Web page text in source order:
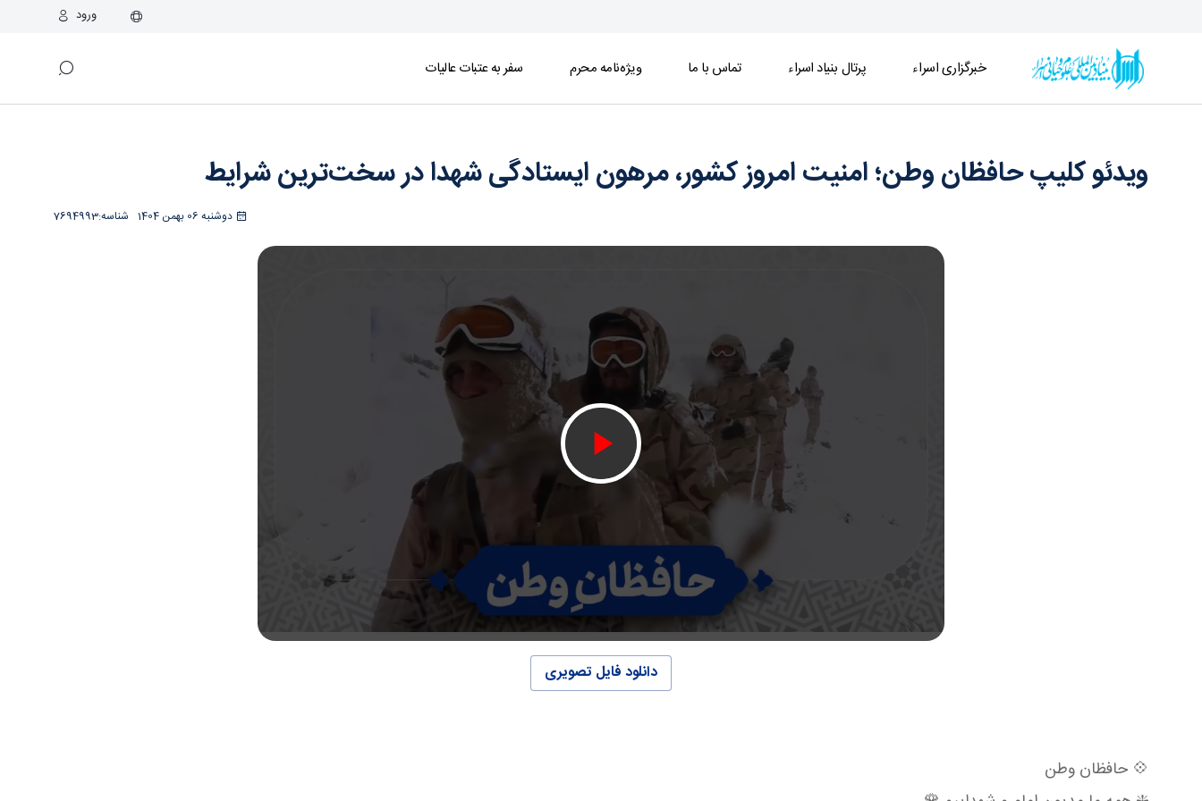
ورود
خبرگزاری اسراء پرتال بنیاد اسراء تماس با ما ویژه‌نامه محرم سفر به عتبات عالیات
ویدئو کلیپ حافظان وطن؛ امنیت امروز کشور، مرهون ایستادگی شهدا در سخت‌ترین شرایط
دوشنبه 06 بهمن 1404 7694993شناسه:
دانلود فایل تصویری
💠 حافظان وطن